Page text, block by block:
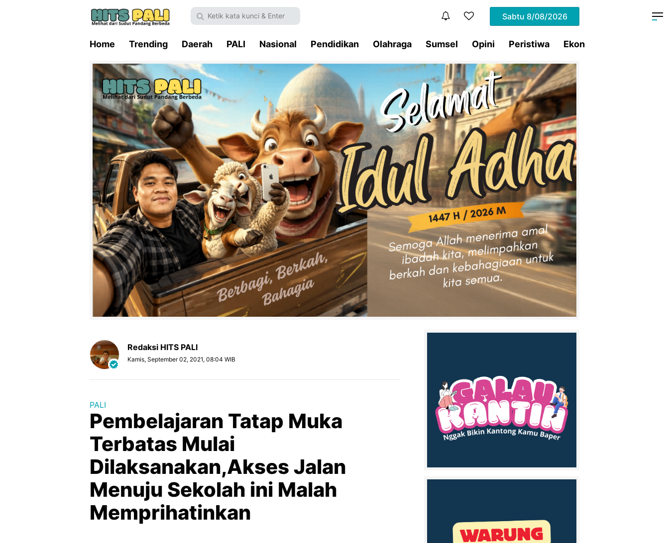
Sabtu 8/08/2026
Home Trending Daerah PALI Nasional Pendidikan Olahraga Sumsel Opini Peristiwa Ekonomi
Redaksi HITS PALI
Kamis, September 02, 2021, 08:04 WIB
PALI
Pembelajaran Tatap Muka
Terbatas Mulai
Dilaksanakan,Akses Jalan
Menuju Sekolah ini Malah
Memprihatinkan